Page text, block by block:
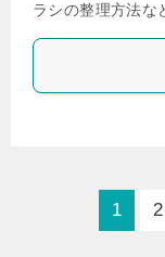
ラシの整理方法な
1 2